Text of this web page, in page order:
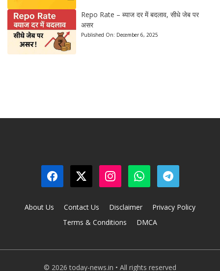
Repo Rate – ब्याज दर में बदलाव, सीधे जेब पर
असर
Published On: December 6, 2025
About Us Contact Us Disclaimer
Privacy Policy
Terms & Conditions
DMCA
© 2026 today-news.in • All rights reserved